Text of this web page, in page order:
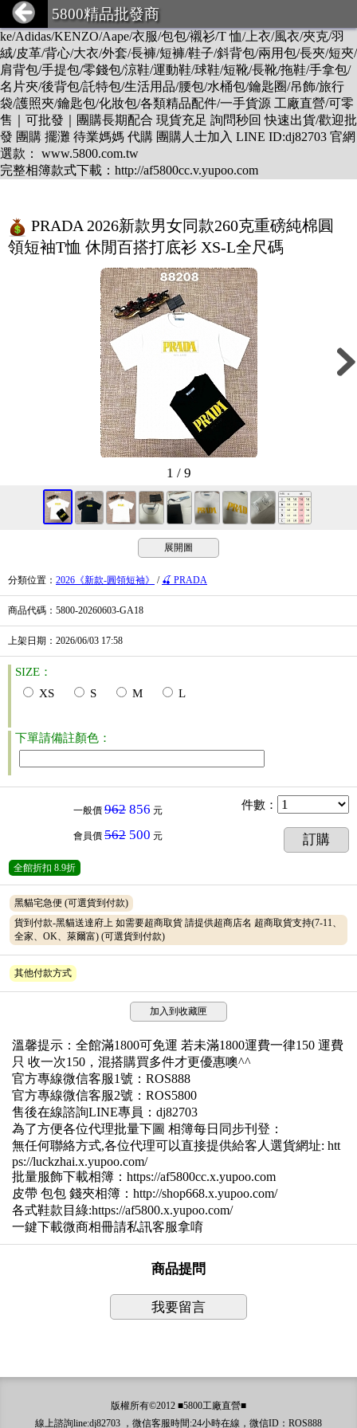
DESCENTE/LV/BURBERRY/GUCCI/PRADA/CHANEL/BALEN
CIAGA/DIOR/Hermes/FENDI/MONCLER/Armani/Supreme/CK/Ni
ke/Adidas/KENZO/Aape/衣服/包包/襯衫/T 恤/上衣/風衣/夾克/羽
絨/皮革/背心/大衣/外套/長褲/短褲/鞋子/斜背包/兩用包/長夾/短夾/
肩背包/手提包/零錢包/涼鞋/運動鞋/球鞋/短靴/長靴/拖鞋/手拿包/
名片夾/後背包/託特包/生活用品/腰包/水桶包/鑰匙圈/吊飾/旅行
袋/護照夾/鑰匙包/化妝包/各類精品配件/一手貨源 工廠直營/可零
售｜可批發｜團購長期配合 現貨充足 詢問秒回 快速出貨/歡迎批
發 團購 擺灘 待業媽媽 代購 團購人士加入 LINE ID:dj82703 官網
選款： www.5800.com.tw
完整相簿款式下載：http://af5800cc.v.yupoo.com
5800精品批發商
PRADA 2026新款男女同款260克重磅純棉圓
領短袖T恤 休閒百搭打底衫 XS-L全尺碼
1 / 9
展開圖
分類位置 ： 2026《新款-圓領短袖》 / 🍒 PRADA
商品代碼 ：5800-20260603-GA18
上架日期 ：2026/06/03 17:58
SIZE：
XS
S M L
下單請備註顏色：
一般價 962 856 元
會員價 562 500 元
件數 ：
訂購
全館折扣 8.9折
黑貓宅急便 (可選貨到付款)
貨到付款-黑貓送達府上 如需要超商取貨 請提供超商店名 超商取貨支持(7-11、
全家、OK、萊爾富) (可選貨到付款)
其他付款方式
加入到收藏匣
溫馨提示：全館滿1800可免運 若未滿1800運費一律150 運費
只 收一次150，混搭購買多件才更優惠噢^^
官方專線微信客服1號：ROS888
官方專線微信客服2號：ROS5800
售後在線諮詢LINE專員：dj82703
為了方便各位代理批量下圖 相簿每日同步刊登：
無任何聯絡方式,各位代理可以直接提供給客人選貨網址: htt
ps://luckzhai.x.yupoo.com/
批量服飾下載相簿：https://af5800cc.x.yupoo.com
皮帶 包包 錢夾相簿：http://shop668.x.yupoo.com/
各式鞋款目綠:https://af5800.x.yupoo.com/
一鍵下載微商相冊請私訊客服拿唷
商品提問
我要留言
版權所有©2012 ■5800工廠直營■
線上諮詢line:dj82703 ，微信客服時間:24小時在線，微信ID：ROS888